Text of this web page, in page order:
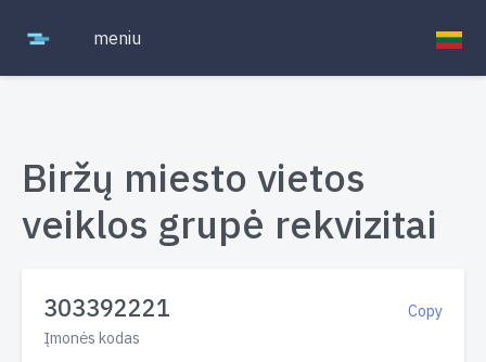
meniu
Biržų miesto vietos
veiklos grupė rekvizitai
Copy
303392221
Įmonės kodas